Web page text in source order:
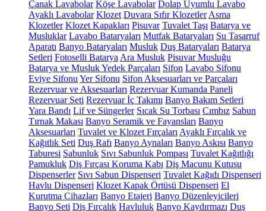
Çanak Lavabolar Köşe Lavabolar Dolap Uyumlu Lavabo
Ayaklı Lavabolar Klozet Duvara Sıfır Klozetler Asma
Klozetler Klozet Kapakları Pisuvar Tuvalet Taşı Batarya ve
Musluklar Lavabo Bataryaları Mutfak Bataryaları Su Tasarruf
Aparatı Banyo Bataryaları Musluk Duş Bataryaları Batarya
Setleri Fotoselli Batarya Ara Musluk Pisuvar Musluğu
Batarya ve Musluk Yedek Parçaları Sifon Lavabo Sifonu
Eviye Sifonu Yer Sifonu Sifon Aksesuarları ve Parçaları
Rezervuar ve Aksesuarları Rezervuar Kumanda Paneli
Rezervuar Seti Rezervuar İç Takımı Banyo Bakım Setleri
Yara Bandı Lif ve Süngerler Sıcak Su Torbası Cımbız Sabun
Tırnak Makası Banyo Seramik ve Fayansları Banyo
Aksesuarları Tuvalet ve Klozet Fırçaları Ayaklı Fırçalık ve
Kağıtlık Seti Duş Rafı Banyo Aynaları Banyo Askısı Banyo
Taburesi Sabunluk Sıvı Sabunluk Pompası Tuvalet Kağıtlığı
Pamukluk Diş Fırçası Koruma Kabı Diş Macunu Kutusu
Dispenserler Sıvı Sabun Dispenseri Tuvalet Kağıdı Dispenseri
Havlu Dispenseri Klozet Kapak Örtüsü Dispenseri El
Kurutma Cihazları Banyo Etajeri Banyo Düzenleyicileri
Banyo Seti Diş Fırçalık Havluluk Banyo Kaydırmazı Duş